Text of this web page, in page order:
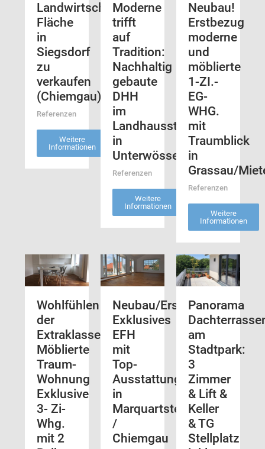
Landwirtschaftliche
Fläche
in
Siegsdorf
zu
verkaufen
(Chiemgau)
Referenzen
Weitere
Informationen
Moderne
trifft
auf
Tradition:
Nachhaltig
gebaute
DHH
im
Landhausstil
in
Unterwössen
Referenzen
Weitere
Informationen
Neubau!
Erstbezug
moderne
und
möblierte
1-ZI.-
EG-
WHG.
mit
Traumblick
in
Grassau/
Referenzen
Weitere
Informationen
Wohlfühlen
der
Extraklasse!
Möblierte
Traum-
Wohnung
Exklusive
3- Zi-
Whg.
mit 2
Neubau/Erstbezug!
Exklusives
EFH
mit
Top-
Ausstattung
in
Marquartstein
/
Chiemgau
Panorama
am
Stadtpark:
3
Zimmer
& Lift &
Keller
& TG
Stellplatz